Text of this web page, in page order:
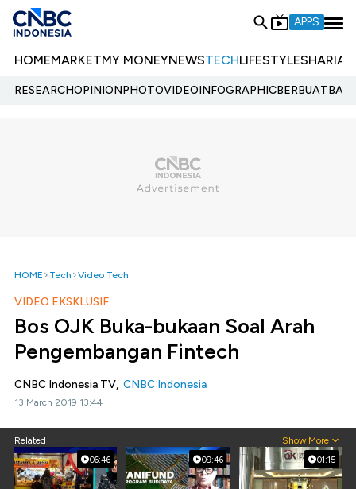
APPS
HOMEMARKETMY MONEYNEWSTECHLIFESTYLESHARIA
RESEARCHOPINIONPHOTOVIDEOINFOGRAPHIC
HOME Tech Video Tech
VIDEO EKSKLUSIF
Bos OJK Buka-bukaan Soal Arah
Pengembangan Fintech
CNBC Indonesia TV, CNBC Indonesia
13 March 2019 13:44
Related Show More
06:46 09:46 01:15